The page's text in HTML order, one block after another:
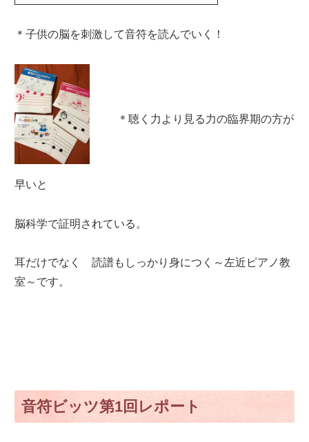
＊子供の脳を刺激して音符を読んでいく！
＊聴く力より見る力の臨界期の方が
早いと
脳科学で証明されている。
耳だけでなく 読譜もしっかり身につく～左近ピアノ教
室～です。
音符ビッツ第1回レポート